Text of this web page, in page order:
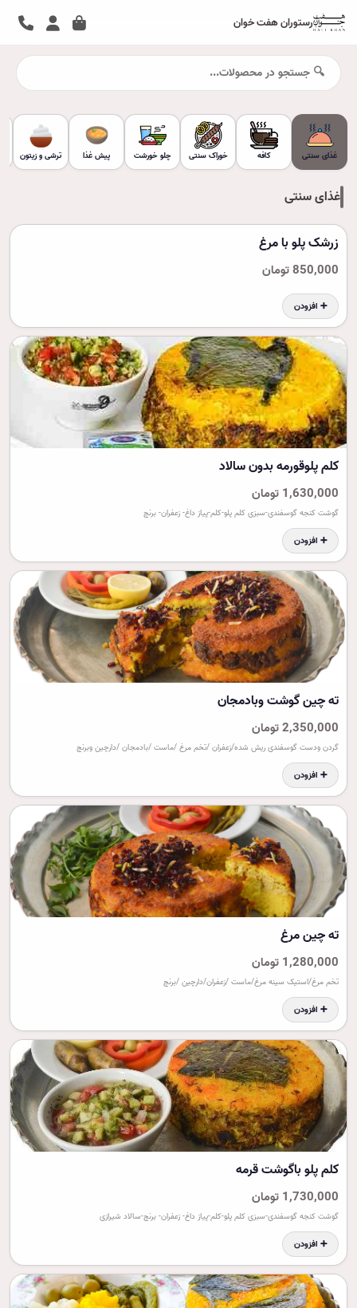
رستوران هفت خوان
غذای سنتی کافه خوراک سنتی چلو خورشت پیش غذا ترشی و زیتون
غذای سنتی
زرشک پلو با مرغ
850,000 تومان
➕ افزودن
کلم پلوقورمه بدون سالاد
1,630,000 تومان
گوشت کنجه گوسفندی-سبزی کلم پلو-کلم-پیاز داغ- زعفران- برنج
➕ افزودن
ته چين گوشت وبادمجان
2,350,000 تومان
گردن ودست گوسفندی ریش شده/زعفران /تخم مرغ /ماست /بادمجان /دارچین وبرنج
➕ افزودن
ته چين مرغ
1,280,000 تومان
تخم مرغ/استیک سینه مرغ/ماست /زعفران/دارچین /برنج
➕ افزودن
کلم پلو باگوشت قرمه
1,730,000 تومان
گوشت کنجه گوسفندی-سبزی کلم پلو-کلم-پیاز داغ- زعفران- برنج-سالاد شیرازی
➕ افزودن